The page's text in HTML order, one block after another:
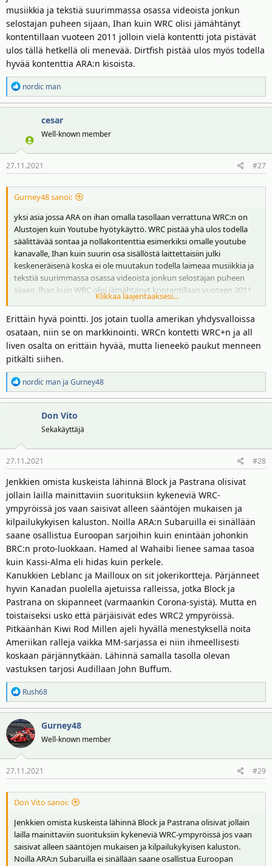
musiikkia ja tekstiä suurimmassa osassa videoista jonkun
selostajan puheen sijaan, Ihan kuin WRC olisi jämähtänyt
kontentillaan vuoteen 2011 jolloin vielä kontentti jota pistävät
ulos tällä hetkellä oli menevää. Dirtfish pistää ulos myös todella
hyvää kontenttia ARA:n kisoista.
R
e
a
o
t
nordic man
cesar
Well-known member
27.11.2021 #27
Gurney48 sanoi:
yksi asia jossa ARA on ihan omalla tasollaan verrattuna WRC:n on
Alustojen kuin Youtube hyötykäyttö. WRC pistää yhä ulos todella
säälittävää sontaa ja nollakontenttia esimerkiksi omalle youtube
kanavalle, Ihan kuin suurin osa sisällöstä laittettaisiin julki
keskeneräisenä koska ei ole muutakun todella laimeaa musiikkia ja
tekstiä suurimmassa osassa videoista jonkun selostajan puheen
sijaan, Ihan kuin WRC olisi jämähtänyt kontentillaan vuoteen 2011
jolloin vielä kontentti jota pistävät ulos tällä hetkellä oli menevää.
Dirtfish pistää ulos myös todella hyvää kontenttia ARA:n kisoista.
Klikkaa laajentaaksesi...
Erittäin hyvä pointti. Jos jotain tuolla amerikan yhdysvalloissa
osataan, niin se on markkinointi. WRCn kontetti WRC+n ja all
liven osalta on erittäin hyvää, mutta lieneekö paukut menneen
pitkälti siihen.
R
e
a
o
t
nordic man ja Gurney48
Don Vito
Sekakäyttäjä
27.11.2021 #28
Jenkkien omista kuskeista lähinnä Block ja Pastrana olisivat
jollain lailla mainittaviin suorituksiin kykeneviä WRC-
ympyröissä jos vaan saisivat alleen sääntöjen mukaisen ja
kilpailukykyisen kaluston. Noilla ARA:n Subaruilla ei sinällään
saane osallistua Euroopan sarjoihin kuin enintään johonkin
BRC:n proto-luokkaan. Hamed al Wahaibi lienee samaa tasoa
kuin Kassi-Alma eli hidas kuin perkele.
Kanukkien Leblanc ja Mailloux on sit jokerikortteja. Pärjänneet
hyvin Kanadan puolella ajetuissa ralleissa, jotka Block ja
Pastrana on skipanneet (varmaankin Corona-syistä). Mutta en
toistaiseksi usko että pärjäisivät edes WRC2 ympyröissä.
Pitkäänhän Kiwi Rod Millen ajeli hyvällä menestyksellä noita
Ameriikan ralleja vaikka MM-sarjassa ei niin ihmeellisesti
koskaan pärjännytkään. Lähinnä samalla tasolla olevan
vastuksen tarjosi Audillaan John Buffum.
R
e
a
k
t
i
o
t
Rush68
Gurney48
Well-known member
27.11.2021 #29
Don Vito sanoi:
Jenkkien omista kuskeista lähinnä Block ja Pastrana olisivat jollain
lailla mainittaviin suorituksiin kykeneviä WRC-ympyröissä jos vaan
saisivat alleen sääntöjen mukaisen ja kilpailukykyisen kaluston.
Noilla ARA:n Subaruilla ei sinällään saane osallistua Euroopan